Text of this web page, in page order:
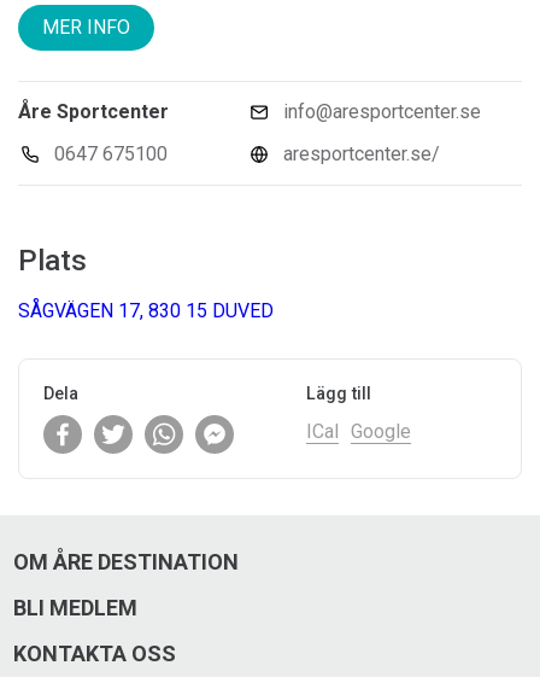
MER INFO
Åre Sportcenter
0647 675100
info@aresportcenter.se
aresportcenter.se/
Plats
SÅGVÄGEN 17, 830 15 DUVED
Dela Lägg till
ICal Google
OM ÅRE DESTINATION
BLI MEDLEM
KONTAKTA OSS